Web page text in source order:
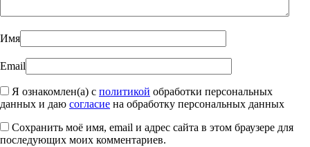
Имя
Email
Я ознакомлен(а) с политикой обработки персональных
данных и даю согласие на обработку персональных данных
Сохранить моё имя, email и адрес сайта в этом браузере для
последующих моих комментариев.